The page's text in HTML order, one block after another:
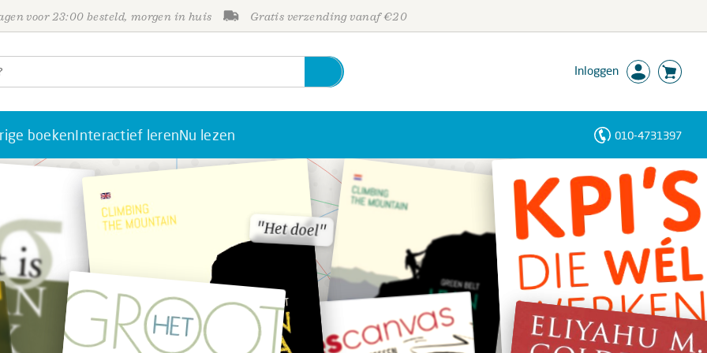
voor 23:00 besteld, morgen in huis Gratis verzending vanaf €20
Inloggen
boekenInteractief lerenNu lezen 010-4731397
"Het doel"
"Het doel"
Personen
Trefwoorden